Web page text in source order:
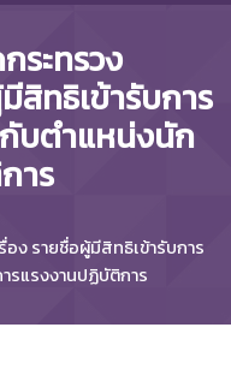
ระทรวง
สิทธิเข้ารับการ
กับตำแหน่งนัก
าร
อง รายชื่อผู้มีสิทธิเข้ารับการ
รแรงงานปฏิบัติการ